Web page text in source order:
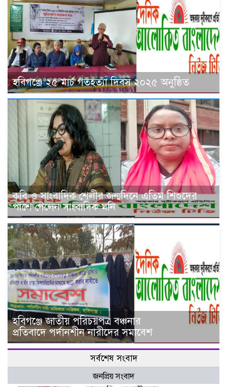
হবিগঞ্জে ২৫ মার্চ গতহত্যা দিবস ২০২৫ অনুষ্ঠিত
কবি ও সাংবাদিক শেলীর জন্মদিনে এতিম শিশুদের
পাশে গেলেন সাংবাদিক মনি
হবিগঞ্জে জাতীয় পরিচয়পত্র বঞ্চনার
প্রতিবাদে পর্দানশীন নারীদের সমাবেশ
সর্বশেষ সংবাদ
জনপ্রিয় সংবাদ